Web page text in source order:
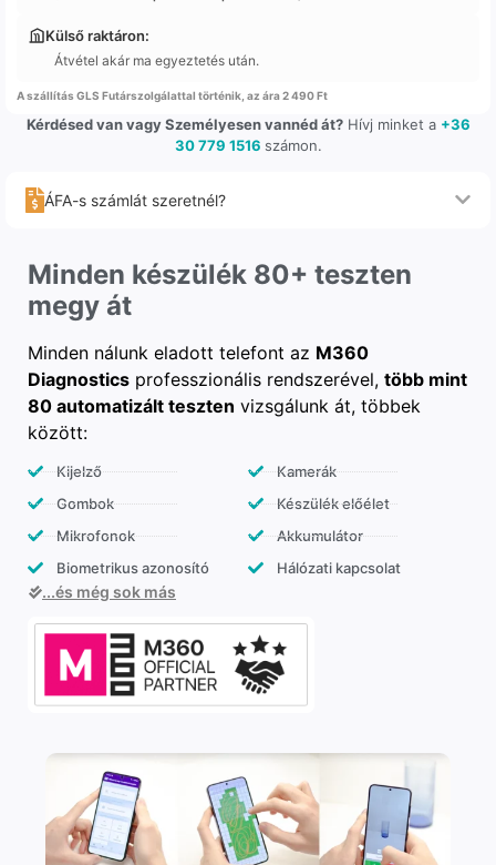
Külső raktáron:
Átvétel akár ma egyeztetés után.
A szállítás GLS Futárszolgálattal történik, az ára 2 490 Ft
Kérdésed van vagy Személyesen vannéd át?Hívj minket a +36
30 779 1516 számon.
ÁFA-s számlát szeretnél?
Minden készülék 80+ teszten
megy át
Minden nálunk eladott telefont az M360
Diagnostics professzionális rendszerével, több mint
80 automatizált teszten vizsgálunk át, többek
között:
Kijelző
Gombok
Mikrofonok
Biometrikus azonosító
Kamerák
Készülék előélet
Akkumulátor
Hálózati kapcsolat
...és még sok más